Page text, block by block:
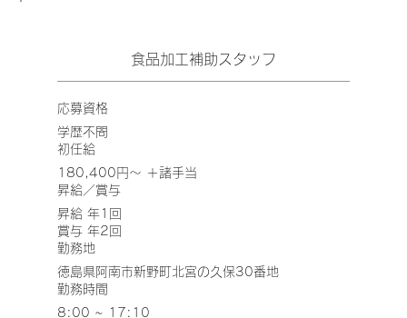
​学歴不問
応募資格
​180,400円～ ＋諸手当
​初任給
昇給 年1回
賞与 年2回
昇給／賞与
徳島県阿南市新野町北宮の久保30番地
勤務地
8:00 ~ 17:10
勤務時間
​食品加工補助スタッフ